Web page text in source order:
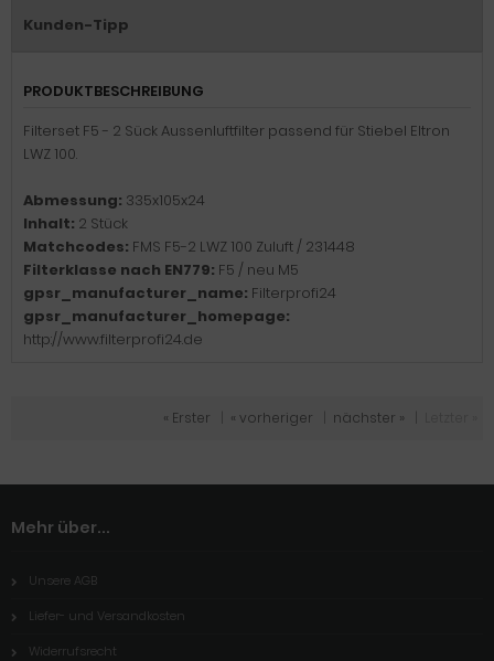
Kunden-Tipp
PRODUKTBESCHREIBUNG
Filterset F5 - 2 Sück Aussenluftfilter passend für Stiebel Eltron
LWZ 100.
Abmessung: 335x105x24
Inhalt: 2 Stück
Matchcodes: FMS F5-2 LWZ 100 Zuluft / 231448
Filterklasse nach EN779: F5 / neu M5
gpsr_manufacturer_name: Filterprofi24
gpsr_manufacturer_homepage:
http://www.filterprofi24.de
« Erster « vorheriger nächster »
Mehr über...
Unsere AGB
Liefer- und Versandkosten
Widerrufsrecht